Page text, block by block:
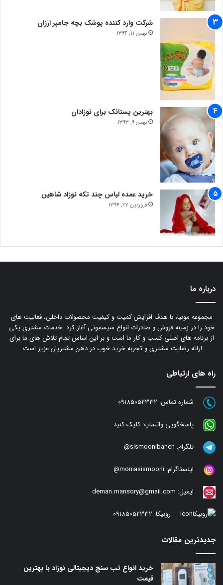
شرکت وارد کننده پوشک بچه جامپر ارزان
بهمن 11, 1394
بهترین پستانک برای نوزادان
بهمن 9, 1393
خرید عمده لباس چند تکه نوزاد شاهین
فروردین 27, 1394
درباره ما
مجموعه مونیا، با هدف افزایش کمیت و کیفیت محصولات داخلی، فعالیت های
خود را در زمینه فروش و صادرات انواع سیسمونی آغاز کرد. خدمات مشتری یکی
از برنامه های اصلی کسب و کار ما است و بر این اساس تمام تلاش های ما برای
ارائه رضایت مشتری و تجربه خرید خوب در ذهن مشتریان عزیز است.
راه های ارتباطی
شماره تماس: 09185052332
پاسخگویی واتساپ: کلیک کنید
تلگرام: sismoonibaneh@
اینستاگرام: moniasismooni@
ایمیل: deman.mansory@gmail.com
روبیکا: 09185052332
جدیدترین مقالات
خرید انواع تب سنج دیجیتالی نوزاد با بهترین
قیمت